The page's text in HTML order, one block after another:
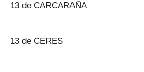
13 de CARCARAÑA
13 de CERES